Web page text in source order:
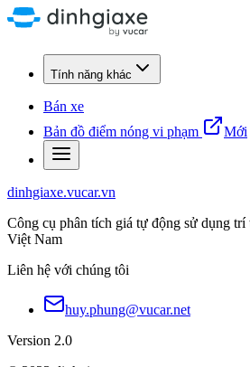
Tính năng khác
Bán xe
Bản đồ điểm nóng vi phạm
Mới
dinhgiaxe.vucar.vn
Công cụ phân tích giá tự động sử dụng trí
Việt Nam
Liên hệ với chúng tôi
huy.phung@vucar.net
Version 2.0